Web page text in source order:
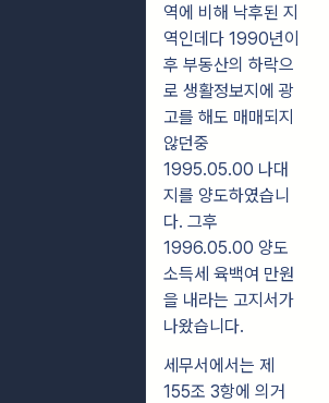
역에 비해 낙후된 지
역인데다 1990년이
후 부동산의 하락으
로 생활정보지에 광
고를 해도 매매되지
않던중
1995.05.00 나대
지를 양도하였습니
다. 그후
1996.05.00 양도
소득세 육백여 만원
을 내라는 고지서가
나왔습니다.
세무서에서는 제
155조 3항에 의거